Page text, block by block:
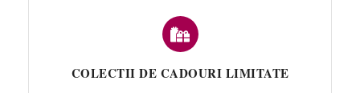
COLECTII DE CADOURI LIMITATE